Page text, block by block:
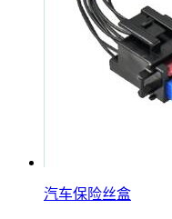
汽车保险丝盒